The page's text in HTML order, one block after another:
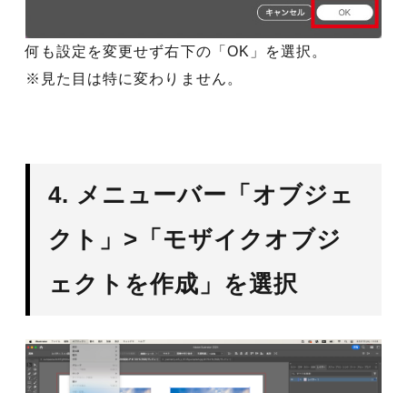
何も設定を変更せず右下の「OK」を選択。
※見た目は特に変わりません。
4. メニューバー「オブジェ
クト」>「モザイクオブジ
ェクトを作成」を選択